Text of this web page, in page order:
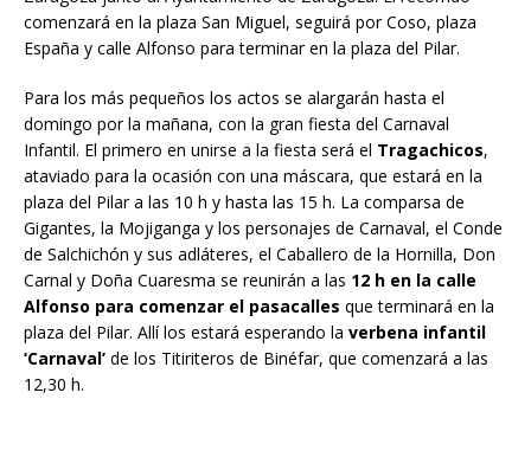
comenzará en la plaza San Miguel, seguirá por Coso, plaza
España y calle Alfonso para terminar en la plaza del Pilar.
Para los más pequeños los actos se alargarán hasta el
domingo por la mañana, con la gran fiesta del Carnaval
Infantil. El primero en unirse a la fiesta será el Tragachicos,
ataviado para la ocasión con una máscara, que estará en la
plaza del Pilar a las 10 h y hasta las 15 h. La comparsa de
Gigantes, la Mojiganga y los personajes de Carnaval, el Conde
de Salchichón y sus adláteres, el Caballero de la Hornilla, Don
Carnal y Doña Cuaresma se reunirán a las 12 h en la calle
Alfonso para comenzar el pasacalles que terminará en la
plaza del Pilar. Allí los estará esperando la verbena infantil
‘Carnaval’ de los Titiriteros de Binéfar, que comenzará a las
12,30 h.